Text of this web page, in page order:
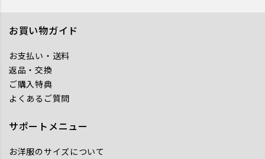
お買い物ガイド
お支払い・送料
返品・交換
ご購入特典
よくあるご質問
サポートメニュー
お洋服のサイズについて